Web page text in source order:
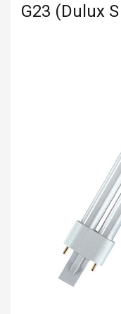
G23 (Dulux